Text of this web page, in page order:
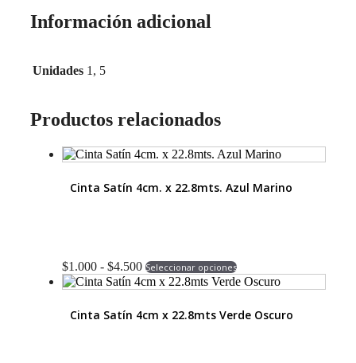
Información adicional
Unidades 1, 5
Productos relacionados
Cinta Satín 4cm. x 22.8mts. Azul Marino
$1.000 - $4.500
Rango
de
precios:
$1.000
Seleccionar opcionesproducto
tiene
variantes.
Cinta Satín 4cm x 22.8mts Verde Oscuro